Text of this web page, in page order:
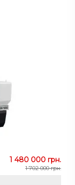
1 480 000 грн.
1 702 000 грн.